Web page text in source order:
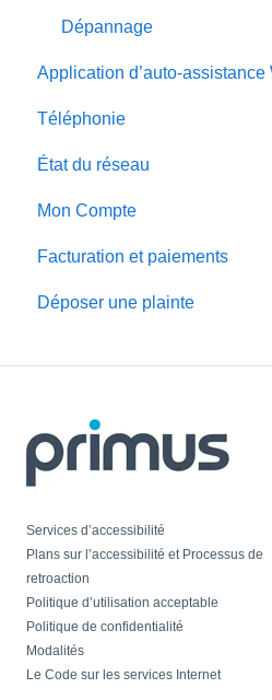
Dépannage
Application d’auto-assistance
Téléphonie
Guide d'installation de
digital
Fonctions d'appel pour le
Dépannage
État du réseau
Mon Compte
MonCompte
Faire des changements de
Facturation et paiements
Déposer une plainte
Services d’accessibilité
Plans sur l’accessibilité et Processus de
retroaction
Politique d’utilisation acceptable
Politique de confidentialité
Modalités
Le Code sur les services Internet